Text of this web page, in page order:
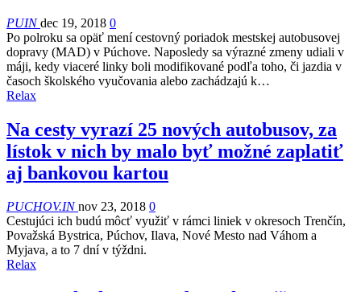
PUINdec 19, 2018 0
Po polroku sa opäť mení cestovný poriadok mestskej autobusovej
dopravy (MAD) v Púchove. Naposledy sa výrazné zmeny udiali v
máji, kedy viaceré linky boli modifikované podľa toho, či jazdia v
časoch školského vyučovania alebo zachádzajú k…
Relax
Na cesty vyrazí 25 nových autobusov, za
lístok v nich by malo byť možné zaplatiť
aj bankovou kartou
PUCHOV.INnov 23, 2018 0
Cestujúci ich budú môcť využiť v rámci liniek v okresoch Trenčín,
Považská Bystrica, Púchov, Ilava, Nové Mesto nad Váhom a
Myjava, a to 7 dní v týždni.
Relax